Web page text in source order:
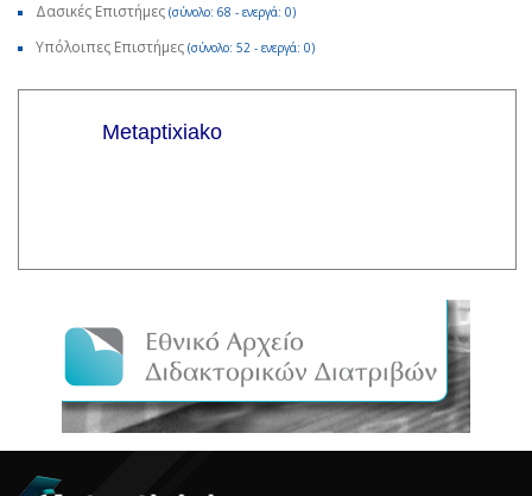
Δασικές Επιστήμες (σύνολο: 68 - ενεργά: 0)
Υπόλοιπες Επιστήμες (σύνολο: 52 - ενεργά: 0)